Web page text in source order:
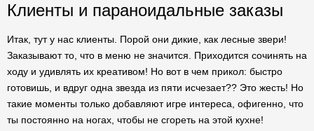
Клиенты и параноидальные заказы
Итак, тут у нас клиенты. Порой они дикие, как лесные звери!
Заказывают то, что в меню не значится. Приходится сочинять на
ходу и удивлять их креативом! Но вот в чем прикол: быстро
готовишь, и вдруг одна звезда из пяти исчезает?? Это жесть! Но
такие моменты только добавляют игре интереса, офигенно, что
ты постоянно на ногах, чтобы не сгореть на этой кухне!